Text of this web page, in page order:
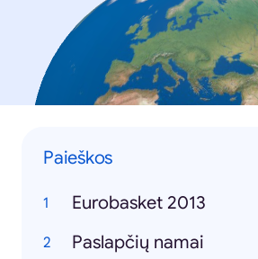
Paieškos
Eurobasket 2013
Paslapčių namai